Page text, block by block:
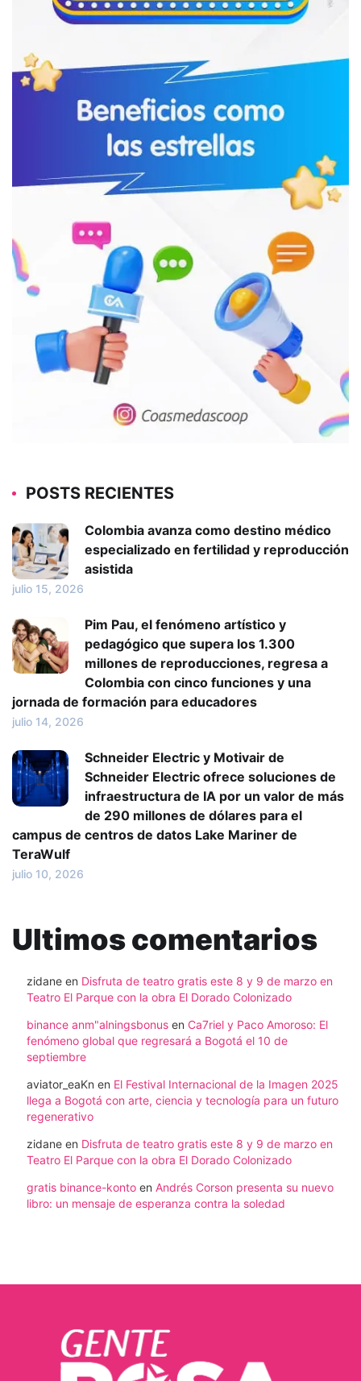
POSTS RECIENTES
Colombia avanza como destino médico
especializado en fertilidad y reproducción
asistida
julio 15, 2026
Pim Pau, el fenómeno artístico y
pedagógico que supera los 1.300
millones de reproducciones, regresa a
Colombia con cinco funciones y una
jornada de formación para educadores
julio 14, 2026
Schneider Electric y Motivair de
Schneider Electric ofrece soluciones de
infraestructura de IA por un valor de más
de 290 millones de dólares para el
campus de centros de datos Lake Mariner de
TeraWulf
julio 10, 2026
Ultimos comentarios
zidane en Disfruta de teatro gratis este 8 y 9 de marzo en
Teatro El Parque con la obra El Dorado Colonizado
binance anm"alningsbonus en Ca7riel y Paco Amoroso: El
fenómeno global que regresará a Bogotá el 10 de
septiembre
aviator_eaKn en El Festival Internacional de la Imagen 2025
llega a Bogotá con arte, ciencia y tecnología para un futuro
regenerativo
zidane en Disfruta de teatro gratis este 8 y 9 de marzo en
Teatro El Parque con la obra El Dorado Colonizado
gratis binance-konto en Andrés Corson presenta su nuevo
libro: un mensaje de esperanza contra la soledad